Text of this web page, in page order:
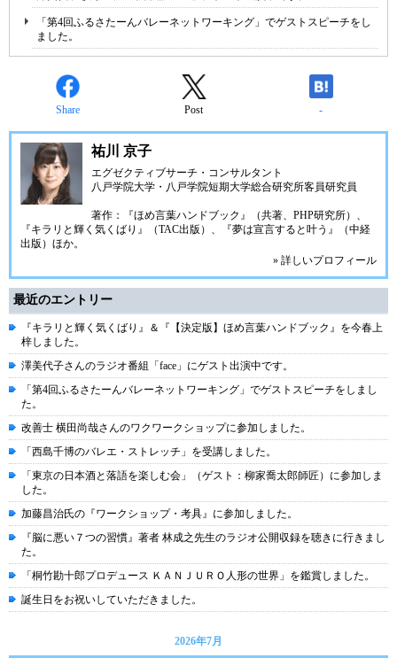
「第4回ふるさたーんバレーネットワーキング」でゲストスピーチをし
ました。
Share Post -
祐川 京子
エグゼクティブサーチ・コンサルタント
八戸学院大学・八戸学院短期大学総合研究所客員研究員
著作：『ほめ言葉ハンドブック』（共著、PHP研究所）、
『キラリと輝く気くばり』（TAC出版）、『夢は宣言すると叶う』（中経
出版）ほか。
» 詳しいプロフィール
最近のエントリー
『キラリと輝く気くばり』＆『【決定版】ほめ言葉ハンドブック』を今春上
梓しました。
澤美代子さんのラジオ番組「face」にゲスト出演中です。
「第4回ふるさたーんバレーネットワーキング」でゲストスピーチをしまし
た。
改善士 横田尚哉さんのワクワークショップに参加しました。
「西島千博のバレエ・ストレッチ」を受講しました。
「東京の日本酒と落語を楽しむ会」（ゲスト：柳家喬太郎師匠）に参加しま
した。
加藤昌治氏の『ワークショップ・考具』に参加しました。
『脳に悪い７つの習慣』著者 林成之先生のラジオ公開収録を聴きに行きまし
た。
「桐竹勘十郎プロデュース ＫＡＮＪＵＲＯ人形の世界」を鑑賞しました。
誕生日をお祝いしていただきました。
2026年7月